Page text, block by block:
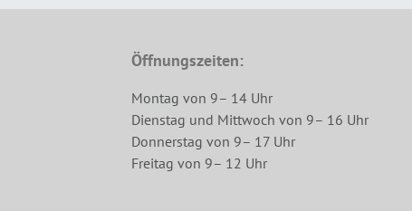
Öffnungszeiten:
Montag von 9– 14 Uhr
Dienstag und Mittwoch von 9– 16 Uhr
Donnerstag von 9– 17 Uhr
Freitag von 9– 12 Uhr